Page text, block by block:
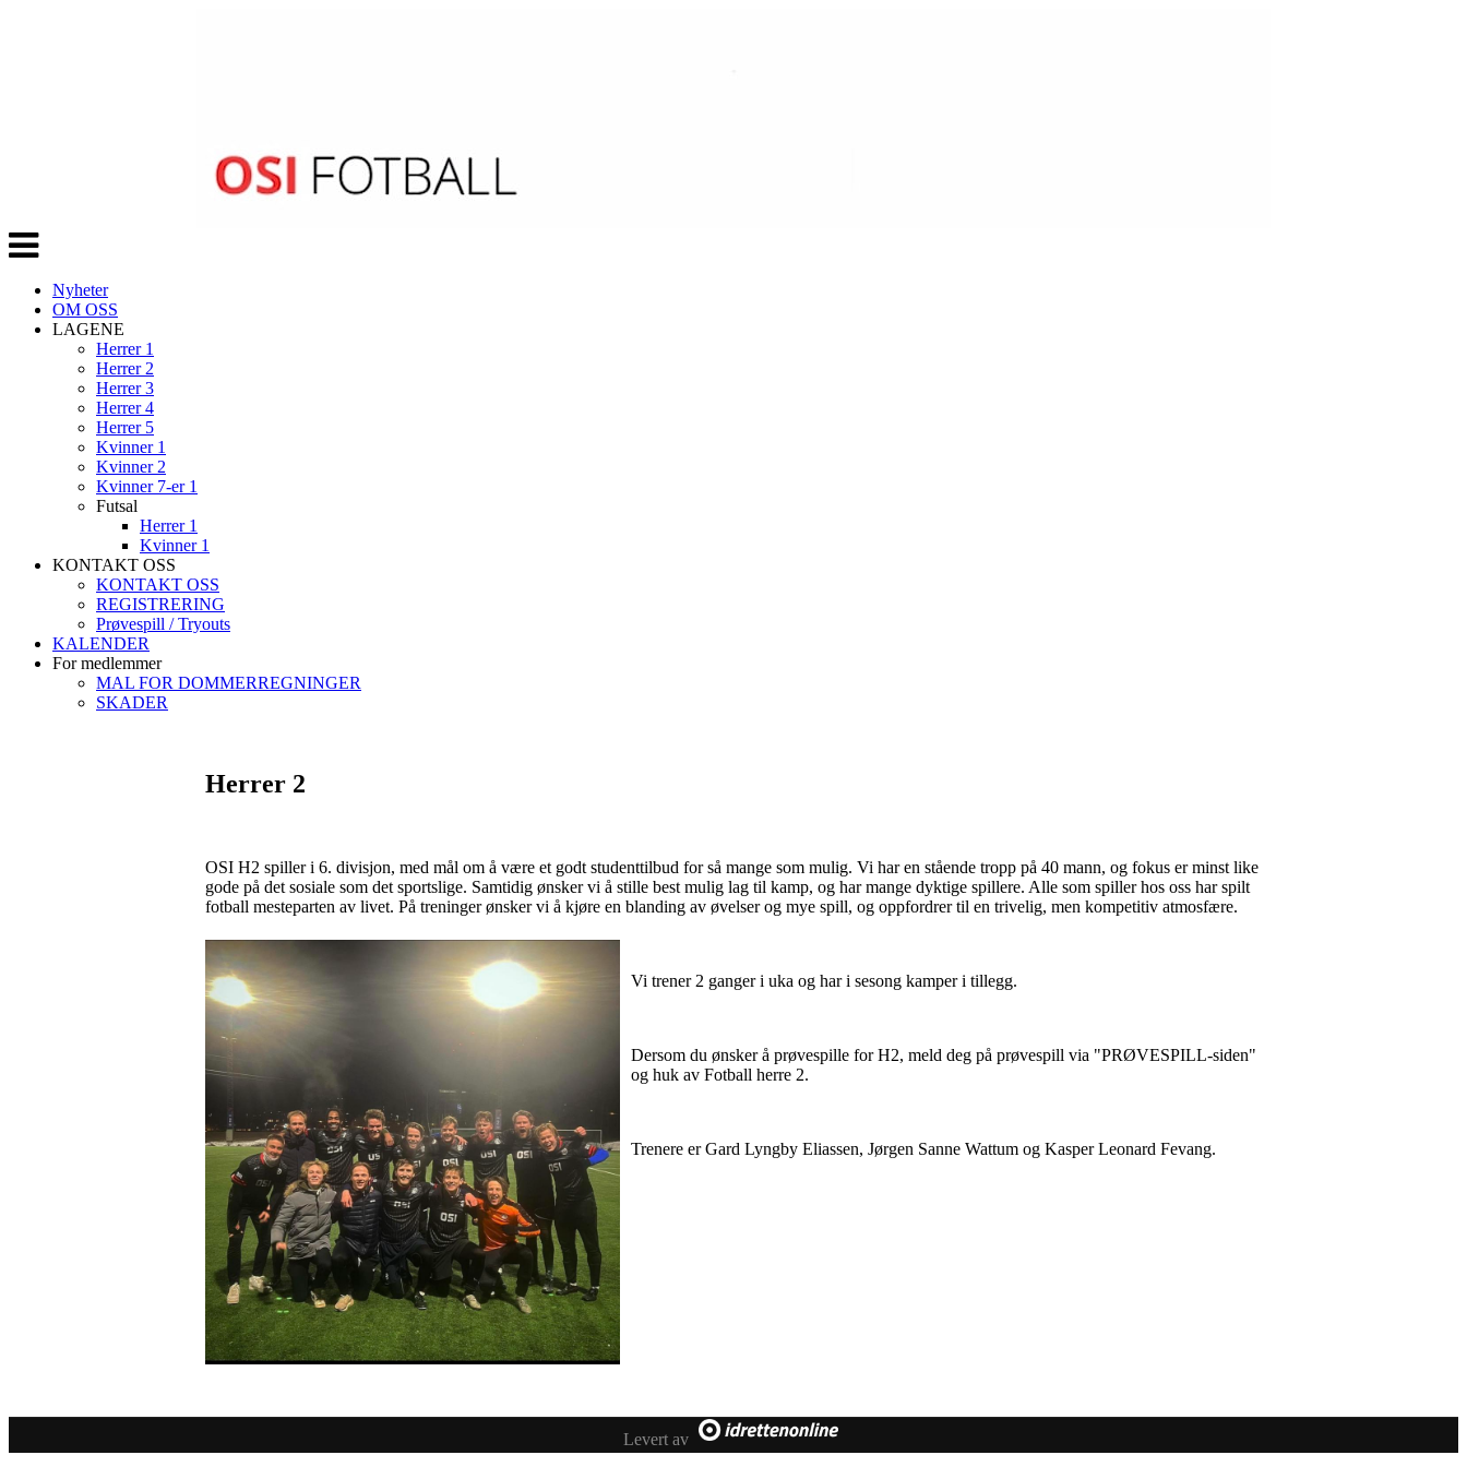
Veksle
navigasjon
Nyheter
OM OSS
LAGENE
Herrer 1
Herrer 2
Herrer 3
Herrer 4
Herrer 5
Kvinner 1
Kvinner 2
Kvinner 7-er 1
Futsal
Herrer 1
Kvinner 1
KONTAKT OSS
KONTAKT OSS
REGISTRERING
Prøvespill / Tryouts
KALENDER
For medlemmer
MAL FOR DOMMERREGNINGER
SKADER
Herrer 2
OSI H2 spiller i 6. divisjon, med mål om å være et godt studenttilbud for så mange som mulig. Vi har en stående tropp på 40 mann, og fokus er minst like
gode på det sosiale som det sportslige. Samtidig ønsker vi å stille best mulig lag til kamp, og har mange dyktige spillere. Alle som spiller hos oss har spilt
fotball mesteparten av livet. På treninger ønsker vi å kjøre en blanding av øvelser og mye spill, og oppfordrer til en trivelig, men kompetitiv atmosfære.
Vi trener 2 ganger i uka og har i sesong kamper i tillegg.
Dersom du ønsker å prøvespille for H2, meld deg på prøvespill via "PRØVESPILL-siden"
og huk av Fotball herre 2.
Trenere er Gard Lyngby Eliassen, Jørgen Sanne Wattum og Kasper Leonard Fevang.
Levert av